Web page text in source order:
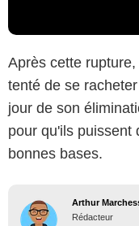
Après cette
tenté de se
jour de son
pour qu'ils puissent
bonnes bases.
Arthur
Rédacteur